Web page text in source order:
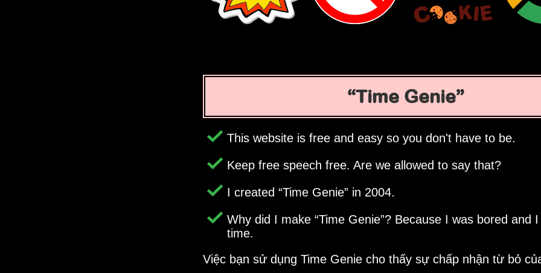
Time Genie
This website is free and easy so you don't have to be.
Keep free speech free. Are we allowed to say that?
I created Time Genie in 2004.
Why did I make Time Genie ? Because I was bored and
time.
Việc bạn sử dụng Time Genie cho thấy sự chấp nhận từ bỏ